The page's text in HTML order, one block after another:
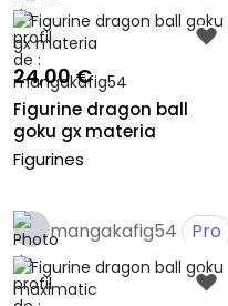
24,00 €
Figurine dragon ball
goku gx materia
Figurines
mangakafig54 Pro